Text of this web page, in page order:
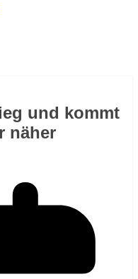
und kommt
näher